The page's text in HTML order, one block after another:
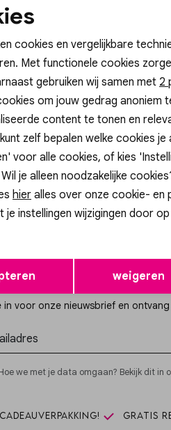
LISA SUEDE
Altijd als eerste op de
in voor onze nieuwsbrief en
we met je data omgaan? Bekijk dit in
Gratis
cookies
cookies en vergelijkbare
Met functionele cookies
gebruiken wij samen met 2
om jouw gedrag anoniem
content te tonen en
zelf bepalen welke cookies
voor alle cookies, of kies
je alleen noodzakelijke
hier alles over onze cookie- en
je instellingen wijzigingen door
weigeren